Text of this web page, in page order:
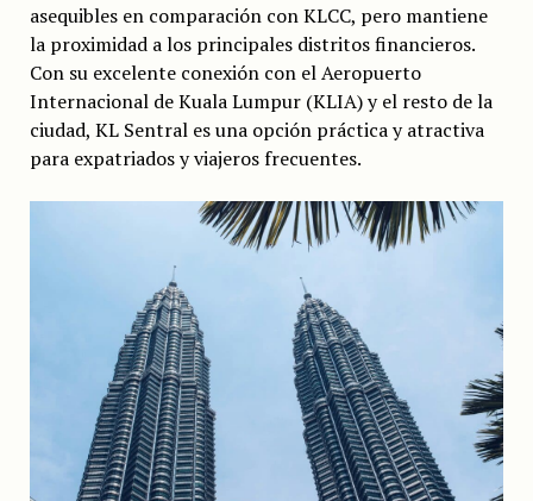
asequibles en comparación con KLCC, pero mantiene
la proximidad a los principales distritos financieros.
Con su excelente conexión con el Aeropuerto
Internacional de Kuala Lumpur (KLIA) y el resto de la
ciudad, KL Sentral es una opción práctica y atractiva
para expatriados y viajeros frecuentes.